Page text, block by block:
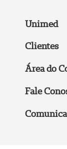
Unimed
Clientes
Área do
Fale